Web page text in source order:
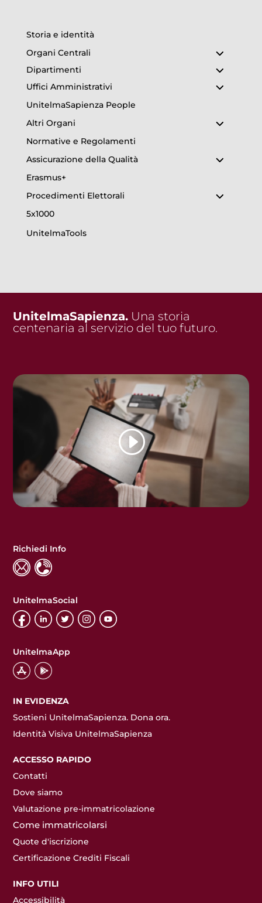
Storia e identità
Organi Centrali
Dipartimenti
Uffici Amministrativi
UnitelmaSapienza People
Altri Organi
Normative e Regolamenti
Assicurazione della Qualità
Erasmus+
Procedimenti Elettorali
5x1000
UnitelmaTools
UnitelmaSapienza. Una storia
centenaria al servizio del tuo futuro.
Richiedi Info
UnitelmaSocial
UnitelmaApp
IN EVIDENZA
Sostieni UnitelmaSapienza. Dona ora.
Identità Visiva UnitelmaSapienza
ACCESSO RAPIDO
Contatti
Dove siamo
Valutazione pre-immatricolazione
Come immatricolarsi
Quote d'iscrizione
Certificazione Crediti Fiscali
INFO UTILI
Accessibilità